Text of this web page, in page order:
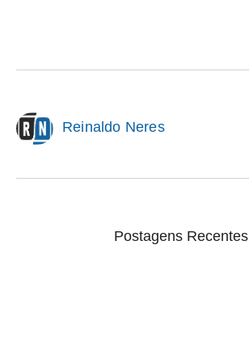
Reinaldo Neres
Postagens Recentes